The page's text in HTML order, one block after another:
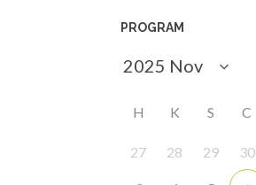
PROGRAM
H K S C
27 28 29 30